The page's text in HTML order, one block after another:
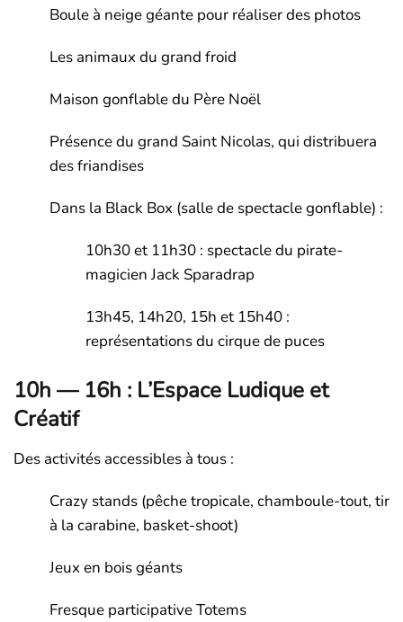
Boule à neige géante pour réaliser des photos
Les animaux du grand froid
Maison gonflable du Père Noël
Présence du grand Saint Nicolas, qui distribuera
des friandises
Dans la Black Box (salle de spectacle gonflable) :
10h30 et 11h30 : spectacle du pirate-
magicien Jack Sparadrap
13h45, 14h20, 15h et 15h40 :
représentations du cirque de puces
10h — 16h : L’Espace Ludique et
Créatif
Des activités accessibles à tous :
Crazy stands (pêche tropicale, chamboule-tout, tir
à la carabine, basket-shoot)
Jeux en bois géants
Fresque participative Totems